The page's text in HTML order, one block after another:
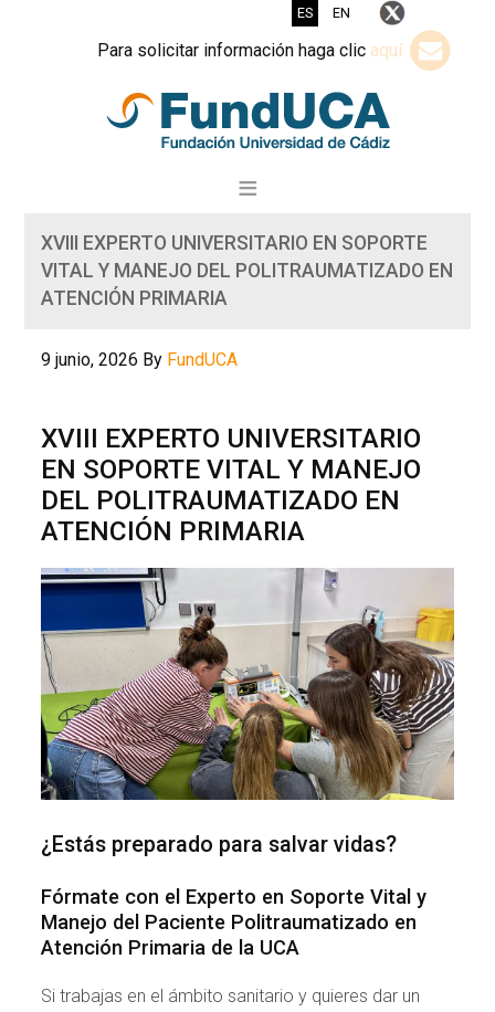
ES EN
Para solicitar información haga clic aquí
XVIII EXPERTO UNIVERSITARIO EN SOPORTE
VITAL Y MANEJO DEL POLITRAUMATIZADO EN
ATENCIÓN PRIMARIA
9 junio, 2026 By FundUCA
XVIII EXPERTO UNIVERSITARIO
EN SOPORTE VITAL Y MANEJO
DEL POLITRAUMATIZADO EN
ATENCIÓN PRIMARIA
¿Estás preparado para salvar vidas?
Fórmate con el Experto en Soporte Vital y
Manejo del Paciente Politraumatizado en
Atención Primaria de la UCA
Si trabajas en el ámbito sanitario y quieres dar un